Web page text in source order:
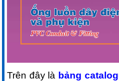
Trên đây là bảng